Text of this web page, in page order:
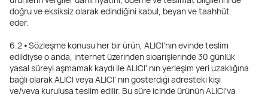
doğru ve eksiksiz olarak edindiğini kabul, beyan ve taahhüt
eder.
6.2 ⦁ Sözleşme konusu her bir ürün, ALICI’nın evinde teslim
edildiyse o anda, internet üzerinden sioarişlerinde 30 günlük
yasal süreyi aşmamak kaydı ile ALICI' nın yerleşim yeri uzaklığına
bağlı olarak ALICI veya ALICI’ nın gösterdiği adresteki kişi
ve/veya kuruluşa teslim edilir. Bu süre içinde ürünün ALICI’ya